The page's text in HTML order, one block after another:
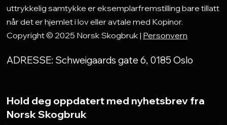
uttrykkelig samtykke er eksemplarfremstilling bare tillatt
når det er hjemlet i lov eller avtale med Kopinor.
Copyright © 2025 Norsk Skogbruk | Personvern
ADRESSE: Schweigaards gate 6, 0185 Oslo
Hold deg oppdatert med nyhetsbrev fra
Norsk Skogbruk